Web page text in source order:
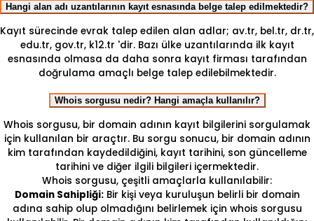
Hangi alan adı uzantılarının kayıt esnasında belge talep edilmektedir?
Kayıt sürecinde evrak talep edilen alan adlar; av.tr, bel.tr, dr.tr,
edu.tr, gov.tr, k12.tr 'dir. Bazı ülke uzantılarında ilk kayıt
esnasında olmasa da daha sonra kayıt firması tarafından
doğrulama amaçlı belge talep edilebilmektedir.
Whois sorgusu nedir? Hangi amaçla kullanılır?
Whois sorgusu, bir domain adının kayıt bilgilerini sorgulamak
için kullanılan bir araçtır. Bu sorgu sonucu, bir domain adının
kim tarafından kaydedildiğini, kayıt tarihini, son güncelleme
tarihini ve diğer ilgili bilgileri içermektedir.
Whois sorgusu, çeşitli amaçlarla kullanılabilir:
Domain Sahipliği:Bir kişi veya kuruluşun belirli bir domain
adına sahip olup olmadığını belirlemek için whois sorgusu